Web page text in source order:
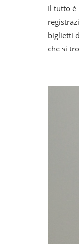
Il tutto è
biglietti
che si